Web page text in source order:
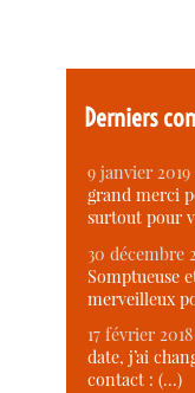
Derniers
9 janvier
grand merci
surtout pour
30 décembre
Somptueuse
merveilleux
17 février
date, j’ai
contact : (…)